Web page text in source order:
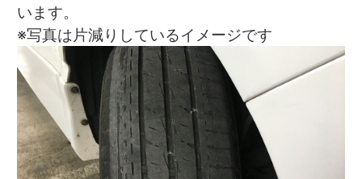
います。
※写真は片減りしているイメージです